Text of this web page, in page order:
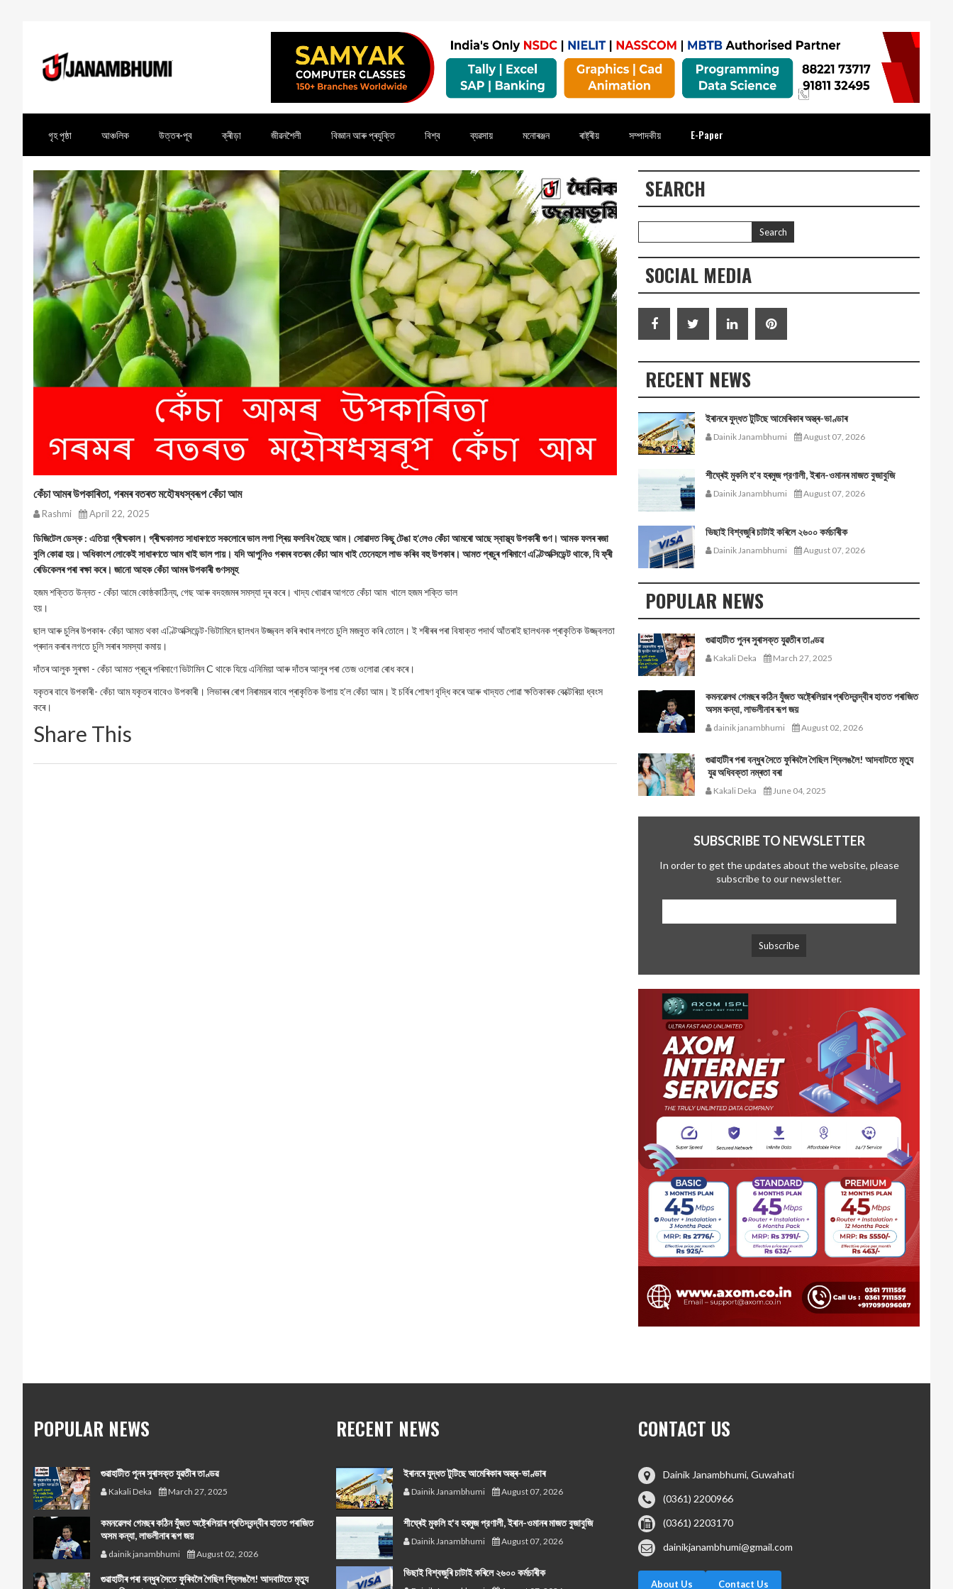
গৃহ পৃষ্ঠা আঞ্চলিক উত্তৰ-পূব ক্ৰীড়া জীৱনশৈলী বিজ্ঞান আৰু প্ৰযুক্তি বিশ্ব ব্যৱসায় মনোৰঞ্জন ৰাষ্ট্ৰীয় সম্পাদকীয় E-Paper
কেঁচা আমৰ উপকাৰিতা, গৰমৰ বতৰত মহৌষধস্বৰূপ কেঁচা আম
Rashmi April 22, 2025
ডিজিটেল ডেস্ক : এতিয়া গ্ৰীষ্মকাল। গ্ৰীষ্মকালত সাধাৰণতে সকলোৰে ভাল লগা প্ৰি‌য় ফলবিধ হৈছে আম। সোৱাদত কিছু টেঙা হ’লেও কেঁচা আমৰো আছে স্বাস্থ্য উপকাৰী গুণ। আমক ফলৰ ৰজা
বুলি কোৱা হয়। অধিকাংশ লোকেই সাধাৰণতে আম খাই ভাল পায়। যদি আপুনিও গৰমৰ বতৰম কেঁচা আম খাই তেনেহলে লাভ কৰিব বহু উপকাৰ। আমত প্ৰচুৰ পৰিমাণে এণ্টিঅক্সিডেন্ট থাকে, যি ফ্ৰী
ৰেডিকেলৰ পৰা ৰক্ষা কৰে। জানো আহক কেঁচা আমৰ উপকাৰী গুণসমূহ
হজম শক্তিত উন্নত - কেঁচা আমে কোষ্ঠকাঠিন্য, গেছ আৰু বদহজমৰ সমস্যা দূৰ কৰে। খাদ্য খোৱাৰ আগতে কেঁচা আম খালে হজম শক্তি ভাল
হয়।
ছাল আৰু চুলিৰ উপকাৰ- কেঁচা আমত থকা এণ্টিঅক্সিডেন্ট-ভিটামিনে ছালখন উজ্জ্বল কৰি ৰখাৰ লগতে চুলি মজবুত কৰি তোলে। ই শৰীৰৰ পৰা বিষাক্ত পদাৰ্থ আঁতৰাই ছালখনক প্ৰাকৃতিক উজ্জ্বলতা
প্ৰদান কৰাৰ লগতে চুলি সৰাৰ সমস্যা কমায়।
দাঁতৰ আলুক সুৰক্ষা - কেঁচা আমত প্ৰচুৰ পৰিমাণে ভিটামিন C থাকে যিয়ে এনিমিয়া আৰু দাঁতৰ আলুৰ পৰা তেজ ওলোৱা ৰোধ কৰে।
যকৃতৰ বাবে উপকাৰী- কেঁচা আম যকৃতৰ বাবেও উপকাৰী। লিভাৰৰ ৰোগ নিৰাময়ৰ বাবে প্ৰাকৃতিক উপায় হ’ল কেঁচা আম। ই চৰ্বিৰ শোষণ বৃদ্ধি কৰে আৰু খাদ্যত পোৱা ক্ষতিকাৰক বেক্টেৰিয়া ধ্বংস
কৰে।
Share This
SEARCH
SOCIAL MEDIA
RECENT NEWS
ইৰানৰে যুদ্ধত টুটিছে আমেৰিকাৰ অস্ত্ৰ-ভাণ্ডাৰ
Dainik Janambhumi August 07, 2026
শীঘ্ৰেই মুকলি হ'ব হৰমুজ প্রণালী, ইৰান-ওমানৰ মাজত বুজাবুজি
Dainik Janambhumi August 07, 2026
ভিছাই বিশ্বজুৰি চাটাই কৰিলে ২৬০০ কৰ্মচাৰীক
Dainik Janambhumi August 07, 2026
POPULAR NEWS
গুৱাহাটীত পুনৰ সুৰাসক্ত যুৱতীৰ তাণ্ডৱ
Kakali Deka March 27, 2025
কমনৱেলথ গেমছৰ কঠিন যুঁজত অষ্ট্ৰেলিয়াৰ প্ৰতিদ্বন্দ্বীৰ হাতত পৰাজিত
অসম কন্যা, লাভলীনাৰ ৰূপ জয়
dainik janambhumi August 02, 2026
গুৱাহাটীৰ পৰা বন্ধুৰ সৈতে ফুৰিবলৈ গৈছিল শ্বিলঙলৈ! আদবাটতে মৃত্যু
যুৱ অধিবক্তা নম্ৰতা বৰা
Kakali Deka June 04, 2025
SUBSCRIBE TO NEWSLETTER
In order to get the updates about the website, please
subscribe to our newsletter.
POPULAR NEWS
গুৱাহাটীত পুনৰ সুৰাসক্ত যুৱতীৰ তাণ্ডৱ
Kakali Deka March 27, 2025
কমনৱেলথ গেমছৰ কঠিন যুঁজত অষ্ট্ৰেলিয়াৰ প্ৰতিদ্বন্দ্বীৰ হাতত পৰাজিত
অসম কন্যা, লাভলীনাৰ ৰূপ জয়
dainik janambhumi August 02, 2026
গুৱাহাটীৰ পৰা বন্ধুৰ সৈতে ফুৰিবলৈ গৈছিল শ্বিলঙলৈ! আদবাটতে মৃত্যু
RECENT NEWS
ইৰানৰে যুদ্ধত টুটিছে আমেৰিকাৰ অস্ত্ৰ-ভাণ্ডাৰ
Dainik Janambhumi August 07, 2026
শীঘ্ৰেই মুকলি হ'ব হৰমুজ প্রণালী, ইৰান-ওমানৰ মাজত বুজাবুজি
Dainik Janambhumi August 07, 2026
ভিছাই বিশ্বজুৰি চাটাই কৰিলে ২৬০০ কৰ্মচাৰীক
CONTACT US
Dainik Janambhumi, Guwahati
(0361) 2200966
(0361) 2203170
dainikjanambhumi@gmail.com
About Us Contact Us